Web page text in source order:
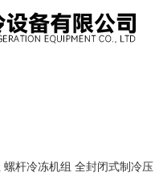
螺杆冷冻机组 全封闭式制冷压